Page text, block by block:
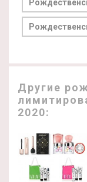
Другие
2020: